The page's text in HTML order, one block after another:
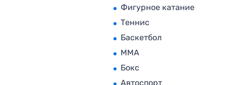
Фигурное катание
Теннис
Баскетбол
MMA
Бокс
Автоспорт